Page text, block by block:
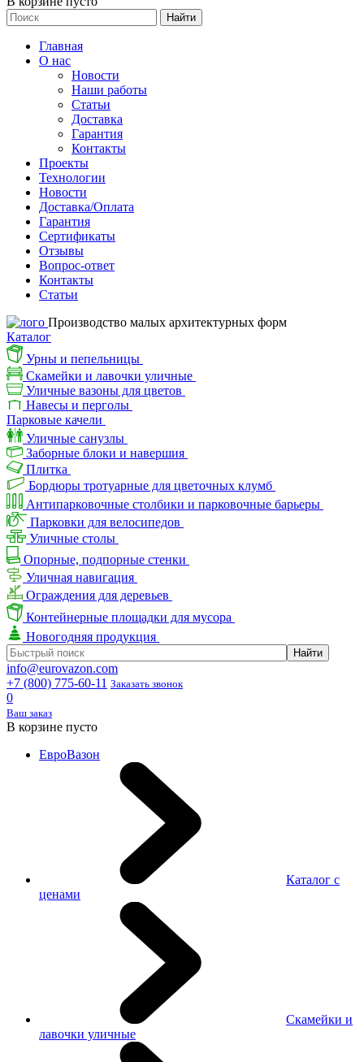
Найти
Главная
О нас
Новости
Наши работы
Статьи
Доставка
Гарантия
Контакты
Проекты
Технологии
Новости
Доставка/Оплата
Гарантия
Сертификаты
Отзывы
Вопрос-ответ
Контакты
Статьи
Производство малых архитектурных форм
Каталог
Урны и пепельницы
Скамейки и лавочки уличные
Уличные вазоны для цветов
Навесы и перголы
Парковые качели
Уличные санузлы
Заборные блоки и навершия
Плитка
Бордюры тротуарные для цветочных клумб
Антипарковочные столбики и парковочные барьеры
Парковки для велосипедов
Уличные столы
Опорные, подпорные стенки
Уличная навигация
Ограждения для деревьев
Контейнерные площадки для мусора
Новогодняя продукция
info@eurovazon.com
+7 (800) 775-60-11 Заказать звонок
0
Ваш заказ
В корзине пусто
ЕвроВазон
Каталог с
ценами
Скамейки и
лавочки уличные